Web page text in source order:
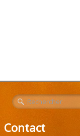
Contact